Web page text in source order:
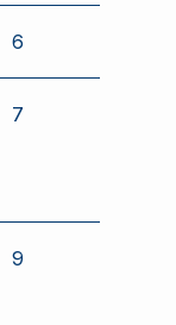
6
7
9